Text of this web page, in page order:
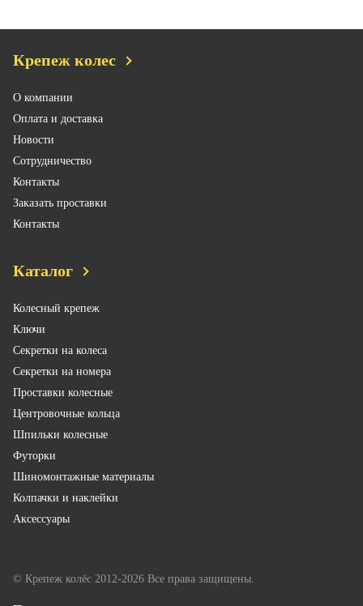
Крепеж колес
О компании
Оплата и доставка
Новости
Сотрудничество
Контакты
Заказать проставки
Контакты
Каталог
Колесный крепеж
Ключи
Секретки на колеса
Секретки на номера
Проставки колесные
Центровочные кольца
Шпильки колесные
Футорки
Шиномонтажные материалы
Колпачки и наклейки
Аксессуары
© Крепеж колёс 2012-2026 Все права защищены.